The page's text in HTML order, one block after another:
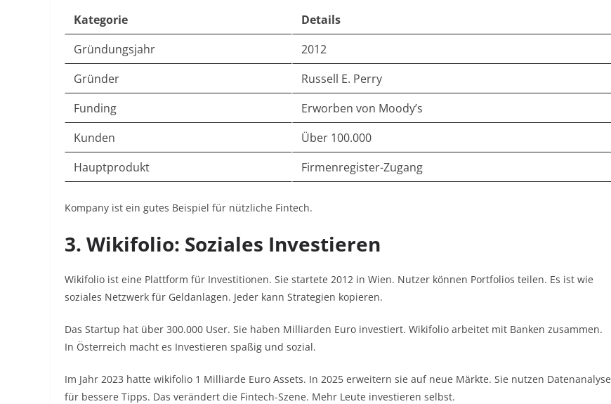
Kategorie
Details
Gründungsjahr
2012
Gründer
Russell E. Perry
Funding
Erworben von Moody’s
Kunden
Über 100.000
Hauptprodukt
Firmenregister-Zugang
Kompany ist ein gutes Beispiel für nützliche Fintech.
3. Wikifolio: Soziales Investieren
Wikifolio ist eine Plattform für Investitionen. Sie startete 2012 in Wien. Nutzer können Portfolios teilen. Es ist wie
soziales Netzwerk für Geldanlagen. Jeder kann Strategien kopieren.
Das Startup hat über 300.000 User. Sie haben Milliarden Euro investiert. Wikifolio arbeitet mit Banken zusammen.
In Österreich macht es Investieren spaßig und sozial.
Im Jahr 2023 hatte wikifolio 1 Milliarde Euro Assets. In 2025 erweitern sie auf neue Märkte. Sie nutzen Datenanalyse
für bessere Tipps. Das verändert die Fintech-Szene. Mehr Leute investieren selbst.